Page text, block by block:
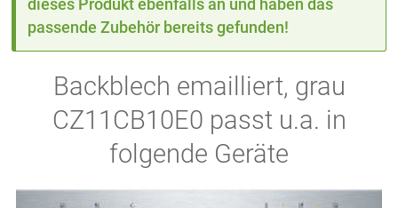
dieses Produkt ebenfalls an und haben das
passende Zubehör bereits gefunden!
Backblech emailliert, grau
CZ11CB10E0 passt u.a. in
folgende Geräte